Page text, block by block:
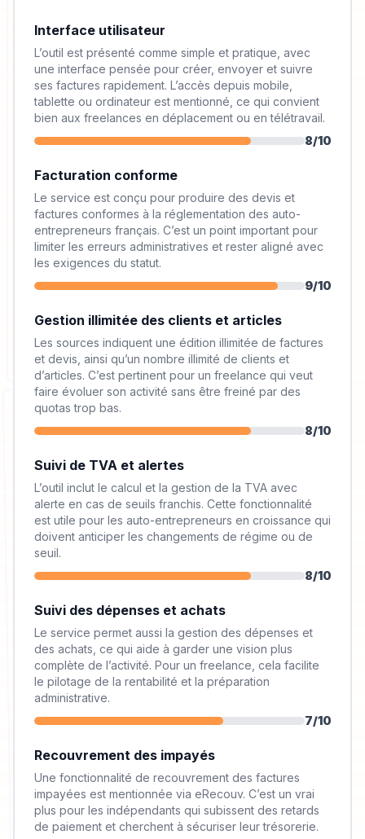
Interface utilisateur
L’outil est présenté comme simple et pratique, avec
une interface pensée pour créer, envoyer et suivre
ses factures rapidement. L’accès depuis mobile,
tablette ou ordinateur est mentionné, ce qui convient
bien aux freelances en déplacement ou en télétravail.
8/10
Facturation conforme
Le service est conçu pour produire des devis et
factures conformes à la réglementation des auto-
entrepreneurs français. C’est un point important pour
limiter les erreurs administratives et rester aligné avec
les exigences du statut.
9/10
Gestion illimitée des clients et articles
Les sources indiquent une édition illimitée de factures
et devis, ainsi qu’un nombre illimité de clients et
d’articles. C’est pertinent pour un freelance qui veut
faire évoluer son activité sans être freiné par des
quotas trop bas.
8/10
Suivi de TVA et alertes
L’outil inclut le calcul et la gestion de la TVA avec
alerte en cas de seuils franchis. Cette fonctionnalité
est utile pour les auto-entrepreneurs en croissance qui
doivent anticiper les changements de régime ou de
seuil.
8/10
Suivi des dépenses et achats
Le service permet aussi la gestion des dépenses et
des achats, ce qui aide à garder une vision plus
complète de l’activité. Pour un freelance, cela facilite
le pilotage de la rentabilité et la préparation
administrative.
7/10
Recouvrement des impayés
Une fonctionnalité de recouvrement des factures
impayées est mentionnée via eRecouv. C’est un vrai
plus pour les indépendants qui subissent des retards
de paiement et cherchent à sécuriser leur trésorerie.